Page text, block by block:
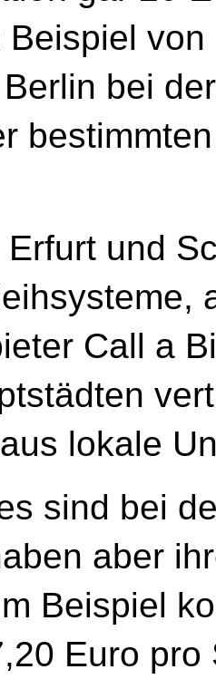
Beispiel
bei
und
Call a
lokale
sind bei
aber
Beispiel
Euro pro